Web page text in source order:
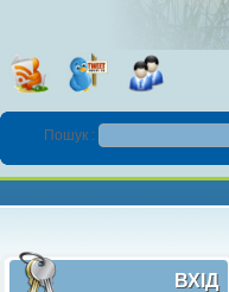
Пошук :
ВХІД